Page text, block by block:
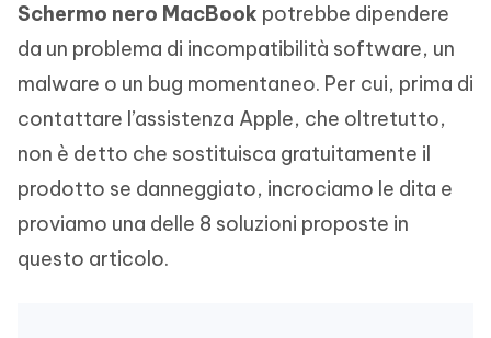
Schermo nero MacBook potrebbe dipendere
da un problema di incompatibilità software, un
malware o un bug momentaneo. Per cui, prima di
contattare l’assistenza Apple, che oltretutto,
non è detto che sostituisca gratuitamente il
prodotto se danneggiato, incrociamo le dita e
proviamo una delle 8 soluzioni proposte in
questo articolo.